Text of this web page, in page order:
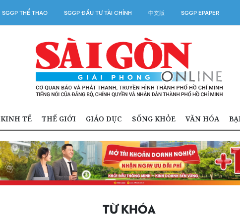
SGGP THỂ THAO SGGP ĐẦU TƯ TÀI CHÍNH 中文版 SGGP EPAPER
KINH TẾ THẾ GIỚI GIÁO DỤC SỐNG KHỎE VĂN HÓA
TỪ KHÓA